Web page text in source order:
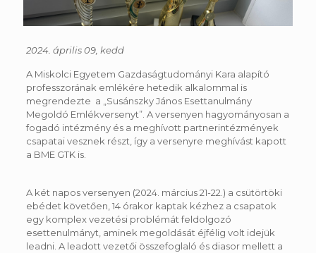
2024. április 09, kedd
A Miskolci Egyetem Gazdaságtudományi Kara alapító
professzorának emlékére hetedik alkalommal is
megrendezte a „Susánszky János Esettanulmány
Megoldó Emlékversenyt”. A versenyen hagyományosan a
fogadó intézmény és a meghívott partnerintézmények
csapatai vesznek részt, így a versenyre meghívást kapott
a BME GTK is.
A két napos versenyen (2024. március 21-22.) a csütörtöki
ebédet követően, 14 órakor kaptak kézhez a csapatok
egy komplex vezetési problémát feldolgozó
esettenulmányt, aminek megoldását éjfélig volt idejük
leadni. A leadott vezetői összefoglaló és diasor mellett a